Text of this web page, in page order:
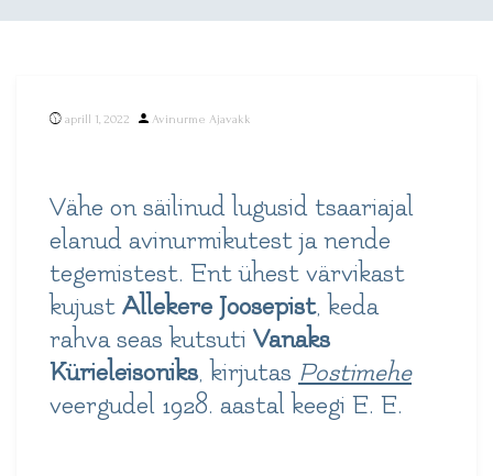
aprill 1, 2022
Posted
Avinurme Ajavakk
Vähe on säilinud lugusid tsaariajal
elanud avinurmikutest ja nende
tegemistest. Ent ühest värvikast
kujust Allekere Joosepist, keda
rahva seas kutsuti Vanaks
Kürieleisoniks, kirjutas Postimehe
veergudel 1928. aastal keegi E. E.